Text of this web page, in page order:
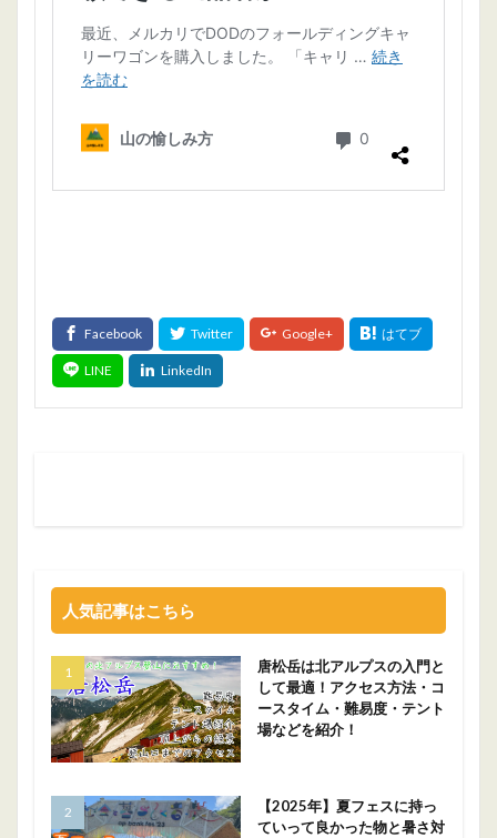
人気記事はこちら
唐松岳は北アルプスの入門と
して最適！アクセス方法・コ
ースタイム・難易度・テント
場などを紹介！
【2025年】夏フェスに持っ
ていって良かった物と暑さ対